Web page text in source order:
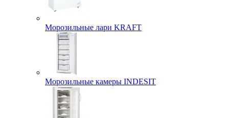
Морозильные лари KRAFT
Морозильные камеры INDESIT